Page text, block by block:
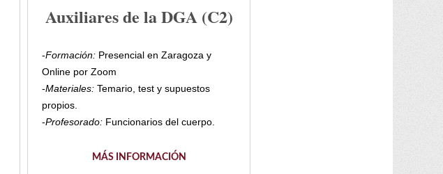
Auxiliares de la DGA (C2)
-Formación:Presencial en Zaragoza y
Online por Zoom
-Materiales:Temario, test y supuestos
propios.
-Profesorado:Funcionarios del cuerpo.
MÁS INFORMACIÓN